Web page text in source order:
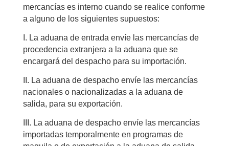
mercancías es interno cuando se realice conforme
a alguno de los siguientes supuestos:
I. La aduana de entrada envíe las mercancías de
procedencia extranjera a la aduana que se
encargará del despacho para su importación.
II. La aduana de despacho envíe las mercancías
nacionales o nacionalizadas a la aduana de
salida, para su exportación.
III. La aduana de despacho envíe las mercancías
importadas temporalmente en programas de